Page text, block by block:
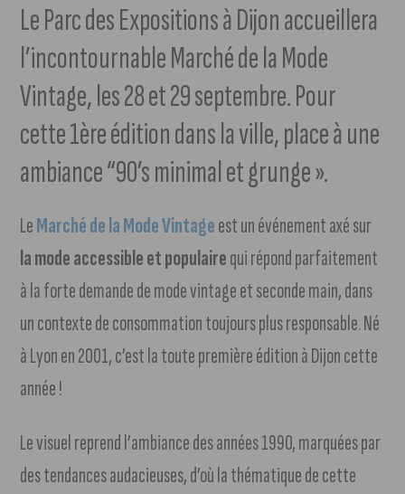
Le Parc des Expositions à Dijon accueillera
l’incontournable Marché de la Mode
Vintage, les 28 et 29 septembre. Pour
cette 1ère édition dans la ville, place à une
ambiance “90’s minimal et grunge ».
LeMarché de la Mode Vintageest un événement axé sur
la mode accessible et populairequi répond parfaitement
à la forte demande de mode vintage et seconde main, dans
un contexte de consommation toujours plus responsable. Né
à Lyon en 2001, c’est la toute première édition à Dijon cette
année !
Le visuel reprend l’ambiance des années 1990, marquées par
des tendances audacieuses, d’où la thématique de cette